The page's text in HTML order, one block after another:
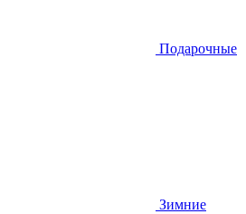
Подарочные
Зимние